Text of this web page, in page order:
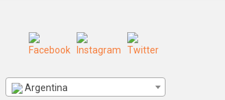
Argentina